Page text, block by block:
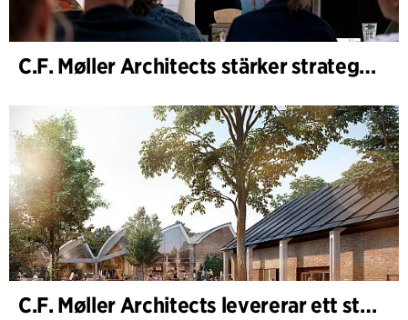
C.F. Møller Architects stärker strategisk rådgivning i tidiga skeden
C.F. Møller Architects levererar ett starkt resultat för 2025